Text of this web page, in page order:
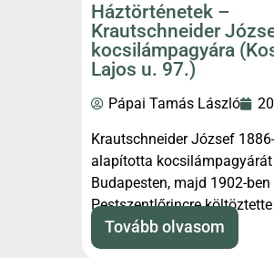
Háztörténetek –
Krautschneider
kocsilámpagyára
Lajos u. 97.)
Pápai Tamás László
Krautschneider József
alapította kocsilámpagyárát
Budapesten, majd 1902-ben
Pestszentlőrincre
gyárépület története.
Tovább olvasom